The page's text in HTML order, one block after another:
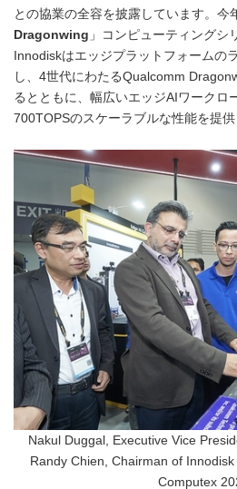
との協業の全容を披露しています。今
Dragonwing 」コンピューティングシ
Innodiskはエッジプラットフォームの
し、4世代にわたるQualcomm
るとともに、幅広いエッジAIワークロ
700TOPSのスケーラブルな性能を提供
Nakul Duggal, Executive Vice
Randy Chien, Chairman of
Computex